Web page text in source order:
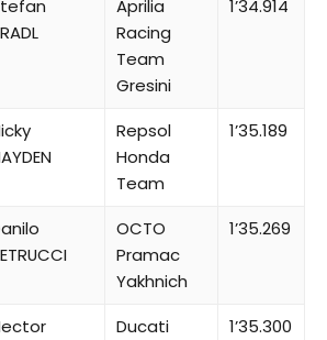
Aprilia
Racing
Team
Gresini
1’34.914
Repsol
Honda
Team
1’35.189
OCTO
Pramac
Yakhnich
1’35.269
Ducati
1’35.300